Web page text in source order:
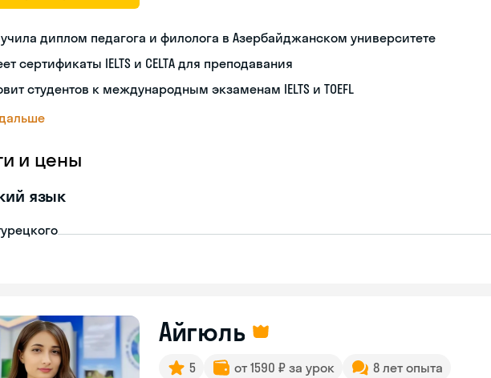
диплом педагога и филолога в Азербайджанском университете
сертификаты IELTS и CELTA для преподавания
студентов к международным экзаменам IELTS и TOEFL
и цены
язык
Айгюль
5 от 1590 ₽ за урок 8 лет опыта